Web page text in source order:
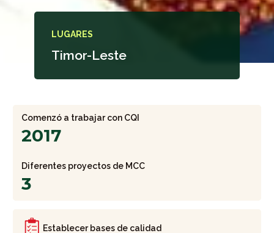
LUGARES
Timor-Leste
Comenzó a trabajar con CQI
2017
Diferentes proyectos de MCC
3
Establecer bases de calidad